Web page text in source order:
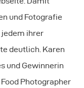
und Fotografie
jedem ihrer
deutlich. Karen
und Gewinnerin
Photographer